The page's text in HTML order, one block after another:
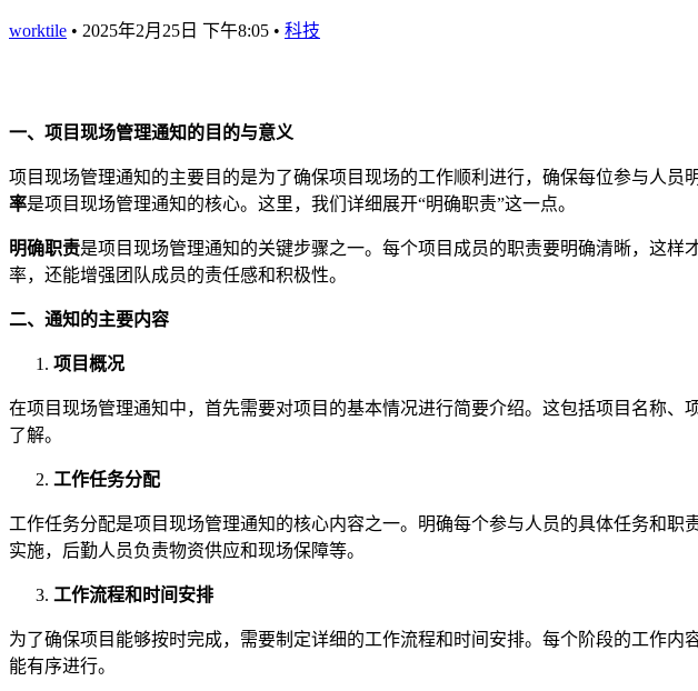
worktile • 2025年2月25日 下午8:05 • 科技
一、项目现场管理通知的目的与意义
项目现场管理通知的主要目的是为了确保项目现场的工作顺利进行，确保每位参与人员
率是项目现场管理通知的核心。这里，我们详细展开“明确职责”这一点。
明确职责是项目现场管理通知的关键步骤之一。每个项目成员的职责要明确清晰，这
率，还能增强团队成员的责任感和积极性。
二、通知的主要内容
项目概况
在项目现场管理通知中，首先需要对项目的基本情况进行简要介绍。这包括项目名称
了解。
工作任务分配
工作任务分配是项目现场管理通知的核心内容之一。明确每个参与人员的具体任务和
实施，后勤人员负责物资供应和现场保障等。
工作流程和时间安排
为了确保项目能够按时完成，需要制定详细的工作流程和时间安排。每个阶段的工作
能有序进行。